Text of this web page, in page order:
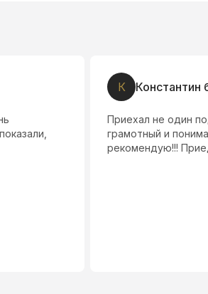
К Константин
Приехал не один
грамотный и
рекомендую!!!